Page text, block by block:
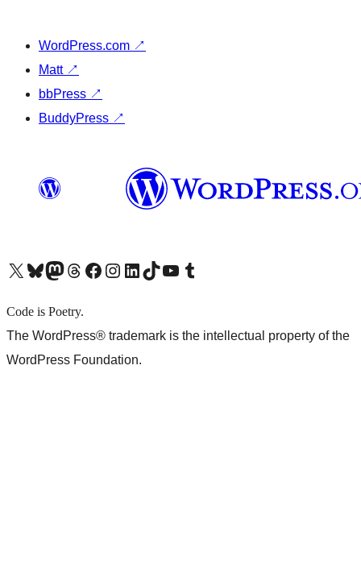
WordPress.com ↗
Matt ↗
bbPress ↗
BuddyPress ↗
X (旧 Twitter) アカウントへBluesky アカウントへMastodon アカウントへThreads アカウントへ Facebook ページへInstagram アカウントへ LinkedIn アカウントへTikTok アカウントへYouTube チャンネルへ Tumblr アカウントへ
Code is Poetry.
The WordPress® trademark is the intellectual property of the
WordPress Foundation.